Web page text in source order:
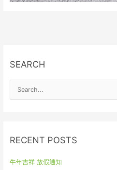
SEARCH
c
f
RECENT POSTS
牛年吉祥 放假通知